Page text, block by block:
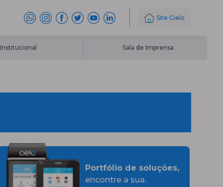
Site Cielo
Institucional Sala de Imprensa
Portfólio de soluções,
encontre a sua.